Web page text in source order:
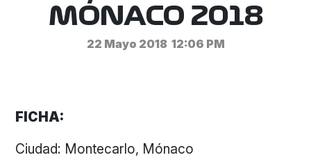
MÓNACO 2018
22 Mayo 2018 12:06 PM
FICHA:
Ciudad: Montecarlo, Mónaco